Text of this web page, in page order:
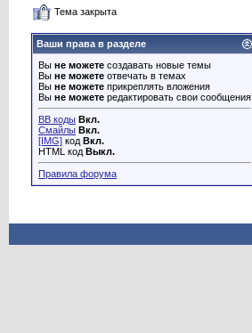
Тема закрыта
Ваши права в разделе
Вы не можете создавать новые темы
Вы не можете отвечать в темах
Вы не можете прикреплять вложения
Вы не можете редактировать свои сообщения
BB коды Вкл.
Смайлы Вкл.
[IMG] код Вкл.
HTML код Выкл.
Правила форума